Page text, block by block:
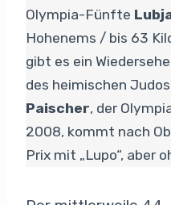
Olympia-Fünfte
Hohenems / bis 63
gibt es ein
des heimischen
Paischer, der
2008, kommt nach
Prix mit „Lupo“, aber